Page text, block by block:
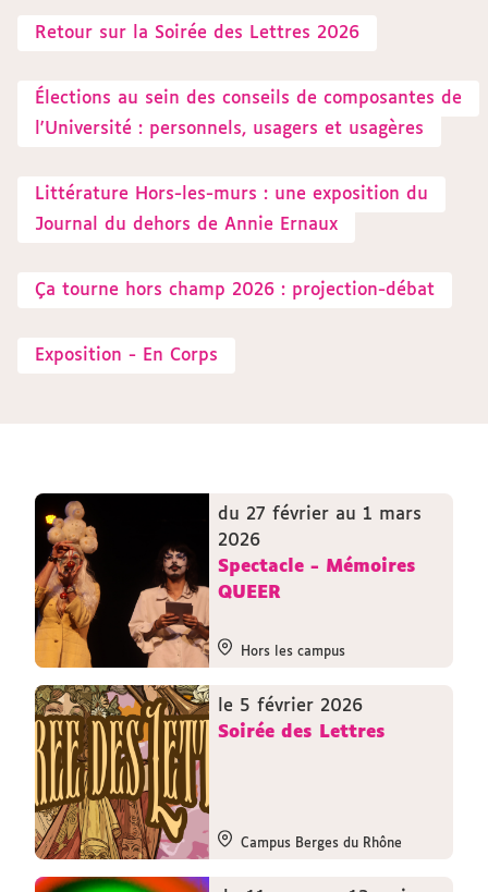
Retour sur la Soirée des Lettres 2026
Élections au sein des conseils de composantes de
l'Université : personnels, usagers et usagères
Littérature Hors-les-murs : une exposition du
Journal du dehors de Annie Ernaux
Ça tourne hors champ 2026 : projection-débat
Exposition - En Corps
du 27 février au 1 mars
2026
Spectacle - Mémoires
QUEER
Hors les campus
le 5 février 2026
Soirée des Lettres
Campus Berges du Rhône